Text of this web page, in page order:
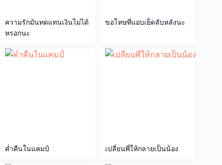
ความรักมันทดแทนเงินไม่ได้
หรอกนะ
ขอโทษที่แอบเย็ดลับหลังนะ
ค่ำคืนในแคมป์ เปลี่ยนพี่ให้กลายเป็นน้อง